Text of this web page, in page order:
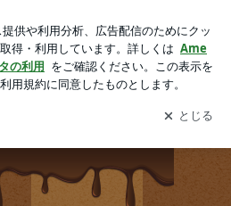
ブログの更新通知
を受け取りまし
開く